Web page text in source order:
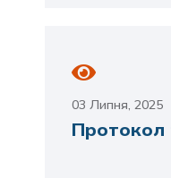
03 Липня, 2025
Протокол